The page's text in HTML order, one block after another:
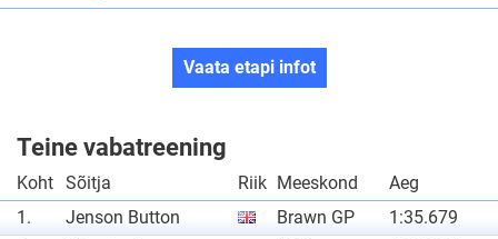
Vaata etapi infot
Teine vabatreening
Koht Sõitja Riik Meeskond
Aeg
1.
Jenson Button Brawn GP
1:35.679